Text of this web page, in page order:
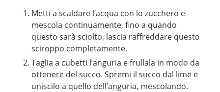
Metti a scaldare l’acqua con lo zucchero e
mescola continuamente, fino a quando
questo sarà sciolto, lascia raffreddare questo
sciroppo completamente.
Taglia a cubetti l’anguria e frullala in modo da
ottenere del succo. Spremi il succo dal lime e
uniscilo a quello dell’anguria, mescolando.